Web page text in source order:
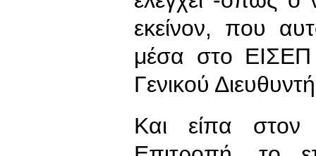
εκείνον, που
μέσα στο ΕΙΣΕΠ
Γενικού
Και είπα στον